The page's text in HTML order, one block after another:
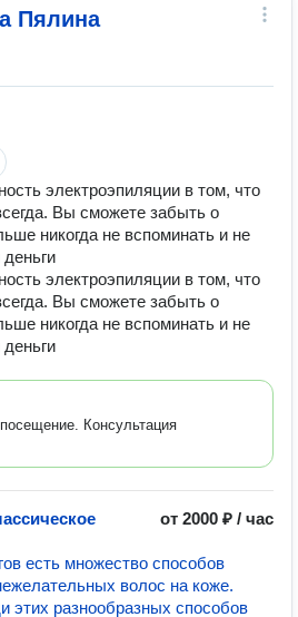
Пялина
электроэпиляции в том, что
Вы сможете забыть о
никогда не вспоминать и не
электроэпиляции в том, что
Вы сможете забыть о
никогда не вспоминать и не
Консультация
от 2000 ₽ / час
есть множество способов
волос на коже.
этих разнообразных способов